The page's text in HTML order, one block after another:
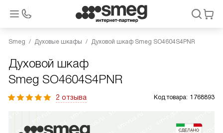
Smeg Духовые шкафы Духовой шкаф Smeg SO4604S4PNR
Духовой шкаф
Smeg SO4604S4PNR
2 отзыва Код товара: 1768893